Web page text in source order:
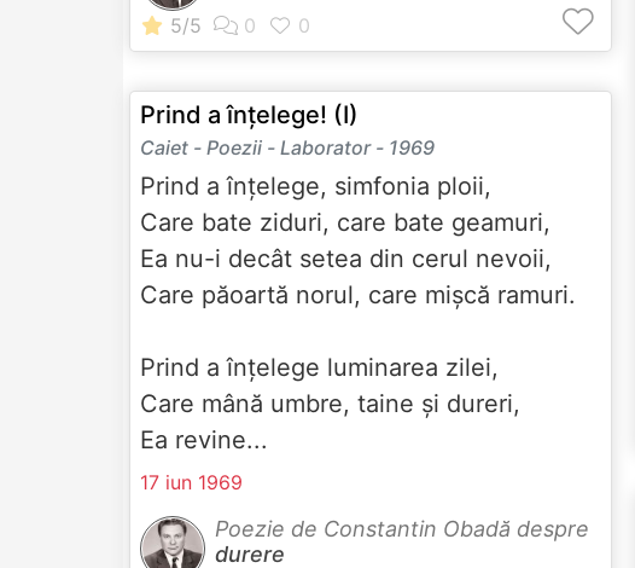
Prind a înțelege! (I)
Caiet - Poezii - Laborator - 1969
Prind a înțelege, simfonia ploii,
Care bate ziduri, care bate geamuri,
Ea nu-i decât setea din cerul nevoii,
Care păoartă norul, care mișcă ramuri.
Prind a înțelege luminarea zilei,
Care mână umbre, taine și dureri,
Ea revine...
17 iun 1969
Poezie de Constantin Obadă despre
durere